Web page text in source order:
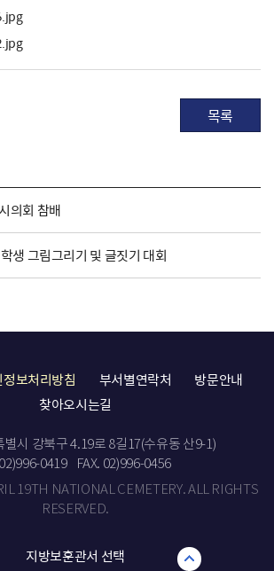
목록
의회 참배
생 그림그리기 및 글짓기 대회
정보처리방침 부서별연락처
방문안내
찾아오시는길
별시 강북구 4.19로 8길17(수유동 산9-1)
0419
FAX. 02)996-0456
19TH NATIONAL CEMETERY. ALL RIGHTS
RESERVED.
지방보훈관서 선택